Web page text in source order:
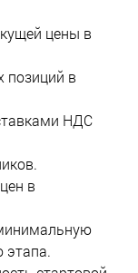
цены в
позиций в
НДС
в
этапа.